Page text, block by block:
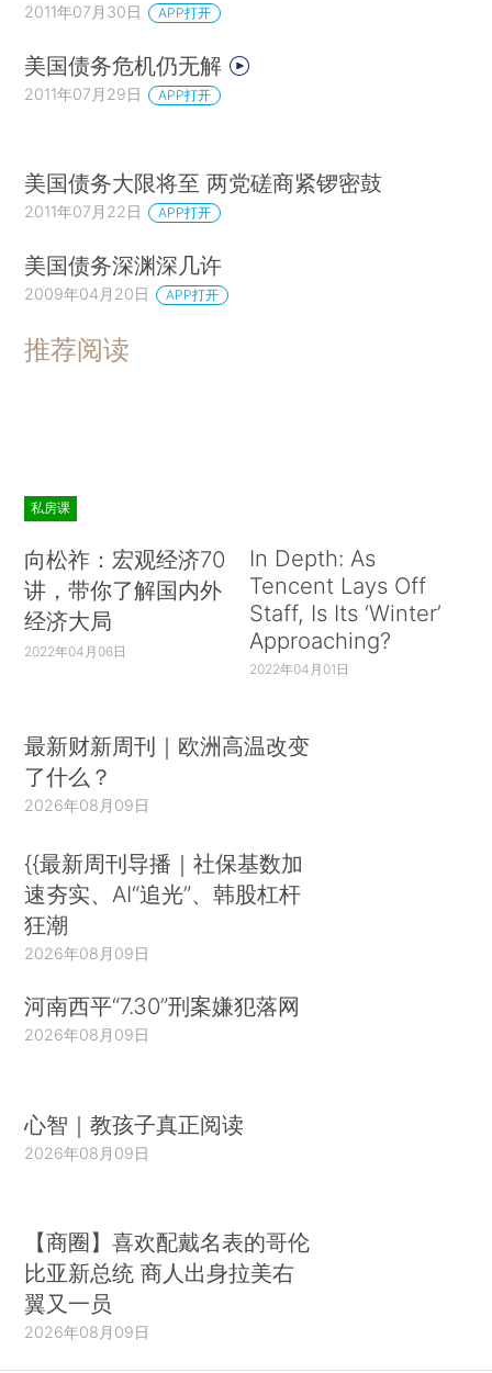
2011年07月30日 APP打开
美国债务危机仍无解
2011年07月29日 APP打开
美国债务大限将至 两党磋商紧锣密鼓
2011年07月22日 APP打开
美国债务深渊深几许
2009年04月20日 APP打开
推荐阅读
私房课
向松祚：宏观经济70
讲，带你了解国内外
经济大局
2022年04月06日
In Depth: As
Tencent Lays Off
Staff, Is Its ‘Winter’
Approaching?
2022年04月01日
最新财新周刊｜欧洲高温改变
了什么？
2026年08月09日
{{最新周刊导播｜社保基数加
速夯实、AI“追光”、韩股杠杆
狂潮
2026年08月09日
河南西平“7.30”刑案嫌犯落网
2026年08月09日
心智｜教孩子真正阅读
2026年08月09日
【商圈】喜欢配戴名表的哥伦
比亚新总统 商人出身拉美右
翼又一员
2026年08月09日